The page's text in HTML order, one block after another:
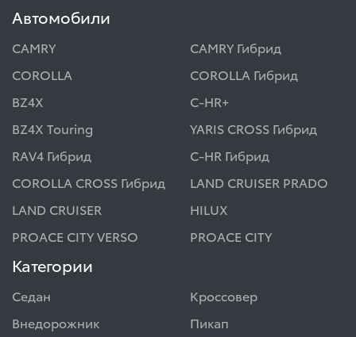
Автомобили
CAMRY
CAMRY Гибрид
COROLLA
COROLLA Гибрид
BZ4X
C-HR+
BZ4X Touring
YARIS CROSS Гибрид
RAV4 Гибрид
C-HR Гибрид
COROLLA CROSS Гибрид
LAND CRUISER PRADO
LAND CRUISER
HILUX
PROACE CITY VERSO
PROACE CITY
Категории
Седан
Кроссовер
Внедорожник
Пикап